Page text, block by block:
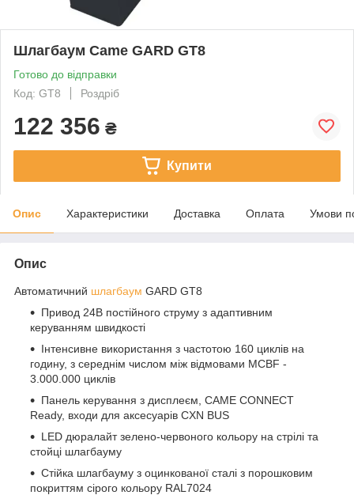
Шлагбаум Сame GARD GT8
Готово до відправки
Код: GT8
Роздріб
122 356 ₴
Купити
Опис Характеристики Доставка Оплата Умови
Опис
Автоматичний шлагбаум GARD GT8
Привод 24В постійного струму з адаптивним
керуванням швидкості
Інтенсивне використання з частотою 160 циклів на
годину, з середнім числом між відмовами MCBF -
3.000.000 циклів
Панель керування з дисплеєм, CAME CONNECT
Ready, входи для аксесуарів CXN BUS
LED дюралайт зелено-червоного кольору на стрілі та
стойці шлагбауму
Стійка шлагбауму з оцинкованої сталі з порошковим
покриттям сірого кольору RAL7024